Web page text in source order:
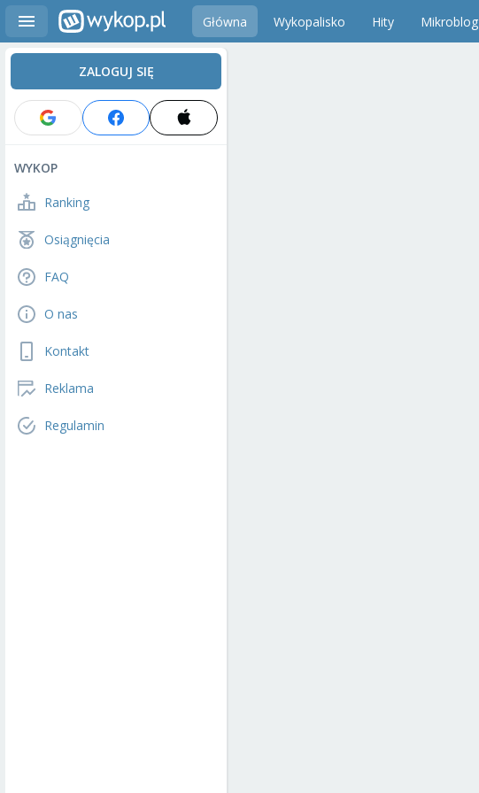
Główna Wykopalisko Hity Mikroblog
ZALOGUJ SIĘ
WYKOP
Ranking
Osiągnięcia
FAQ
O nas
Kontakt
Reklama
Regulamin